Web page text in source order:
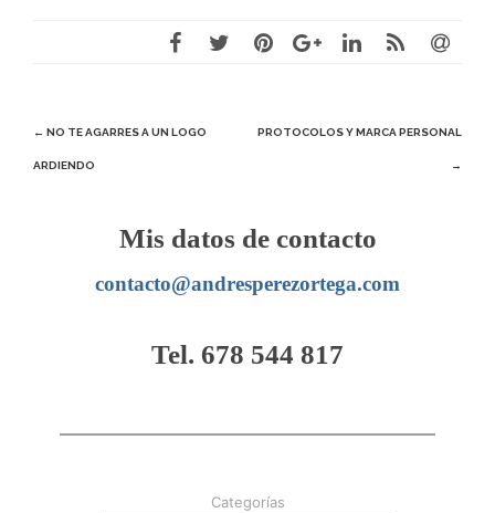
Navegación
de
← NO TE AGARRES A UN LOGO
ARDIENDO
PROTOCOLOS Y MARCA PERSONAL
→
Mis datos de contacto
contacto@andresperezortega.com
Tel. 678 544 817
Categorías